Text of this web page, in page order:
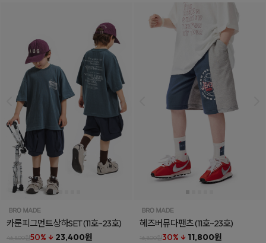
카룬피그먼트상하SET(11호~23호)
46,800원50% ↓ 23,400원
헤즈버뮤다팬츠(11호~23호)
16,800원30% ↓ 11,800원